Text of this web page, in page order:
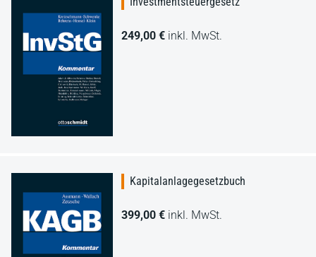
249,00 € inkl. MwSt.
Kapitalanlagegesetzbuch
399,00 € inkl. MwSt.